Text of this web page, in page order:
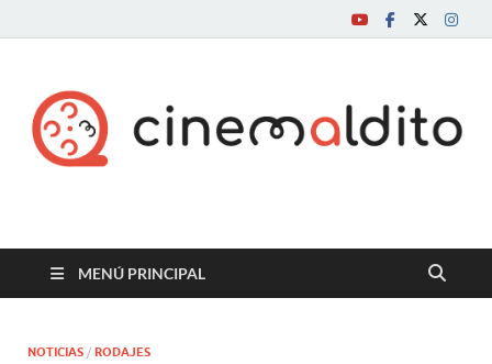
Cine maldito
MENÚ PRINCIPAL
NOTICIAS / RODAJES